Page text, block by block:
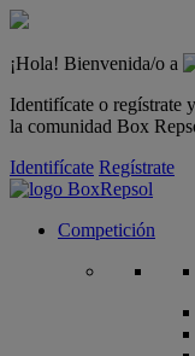
¡Hola! Bienvenida/o a
Identifícate o regístrate
la comunidad Box
Identifícate Regístrate
Competición